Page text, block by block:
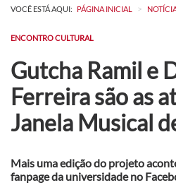
VOCÊ ESTÁ AQUI: PÁGINA INICIAL >
ENCONTRO CULTURAL
Gutcha Ramil e
Ferreira são as
Janela Musical
Mais uma edição do projeto
fanpage da universidade no